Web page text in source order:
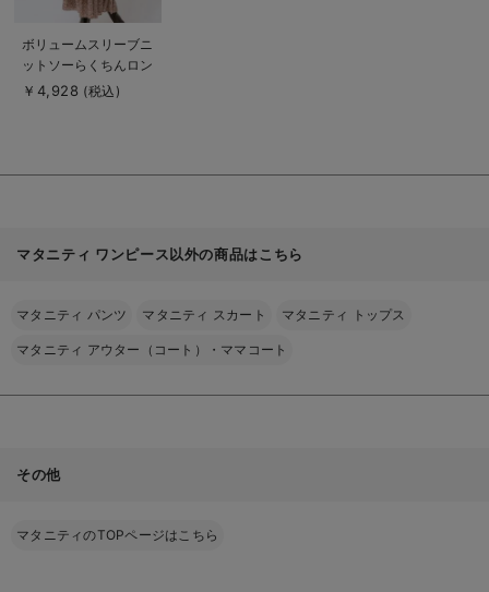
商
品
詳
を
ボリュームスリーブニ
ットソーらくちんロン
グワンピース マタニ
￥4,928 (税込)
マタニティ ワンピース以外の商品はこちら
マタニティ パンツ マタニティ スカート マタニティ トップス
マタニティ アウター（コート）・ママコート
その他
マタニティのTOPページはこちら